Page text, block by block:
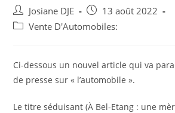
Auteur/autrice
de
Josiane DJE
Post
published:
13 août 2022
PostVente D'Automobiles:
Ci-dessous un nouvel article qui va
de presse sur « l’automobile ».
Le titre séduisant (À Bel-Etang : une